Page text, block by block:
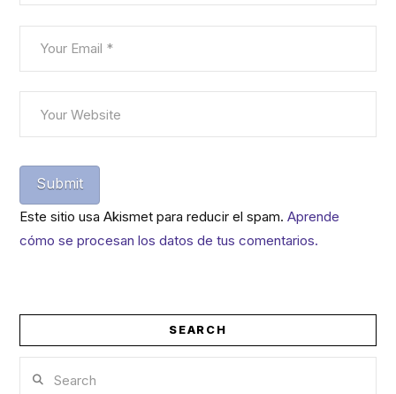
Este sitio usa Akismet para reducir el spam.Aprende
cómo se procesan los datos de tus comentarios.
SEARCH